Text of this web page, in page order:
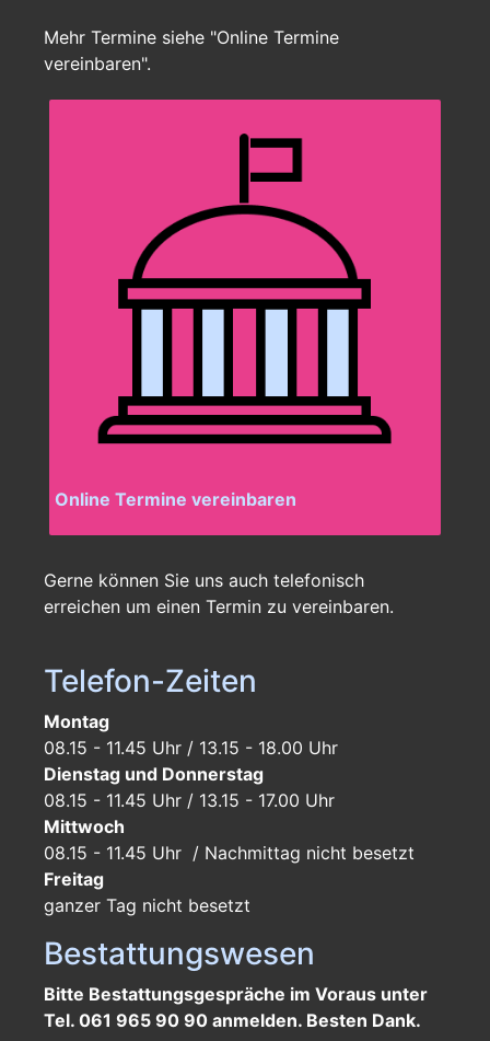
Mehr Termine siehe "Online Termine
vereinbaren".
Online Termine vereinbaren
Gerne können Sie uns auch telefonisch
erreichen um einen Termin zu vereinbaren.
Telefon-Zeiten
Montag
08.15 - 11.45 Uhr / 13.15 - 18.00 Uhr
Dienstag und Donnerstag
08.15 - 11.45 Uhr / 13.15 - 17.00 Uhr
Mittwoch
08.15 - 11.45 Uhr / Nachmittag nicht besetzt
Freitag
ganzer Tag nicht besetzt
Bestattungswesen
Bitte Bestattungsgespräche im Voraus unter
Tel. 061 965 90 90 anmelden. Besten Dank.